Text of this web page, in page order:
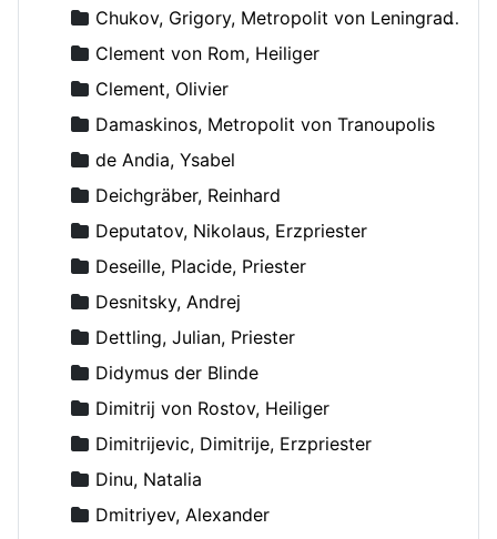
Chukov, Grigory, Metropolit von Leningrad und Novgorod
Clement von Rom, Heiliger
Clement, Olivier
Damaskinos, Metropolit von Tranoupolis
de Andia, Ysabel
Deichgräber, Reinhard
Deputatov, Nikolaus, Erzpriester
Deseille, Placide, Priester
Desnitsky, Andrej
Dettling, Julian, Priester
Didymus der Blinde
Dimitrij von Rostov, Heiliger
Dimitrijevic, Dimitrije, Erzpriester
Dinu, Natalia
Dmitriyev, Alexander